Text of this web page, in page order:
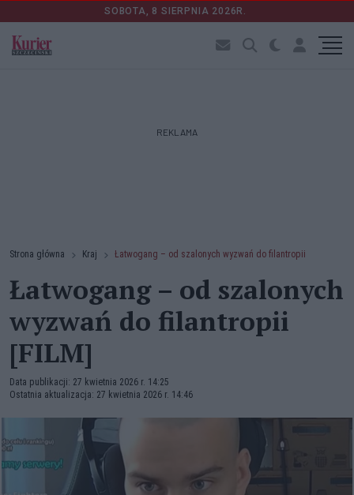
SOBOTA, 8 SIERPNIA 2026R.
REKLAMA
Strona główna Kraj Łatwogang – od szalonych wyzwań do filantropii
Łatwogang – od szalonych
wyzwań do filantropii
[FILM]
Data publikacji: 27 kwietnia 2026 r. 14:25
Ostatnia aktualizacja: 27 kwietnia 2026 r. 14:46